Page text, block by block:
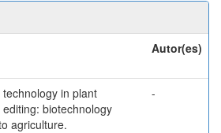
Autor(es)
technology in plant
biotechnology
agriculture.
-